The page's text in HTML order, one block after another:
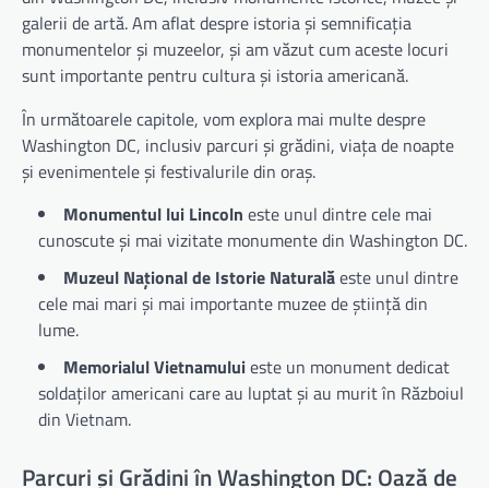
galerii de artă. Am aflat despre istoria și semnificația
monumentelor și muzeelor, și am văzut cum aceste locuri
sunt importante pentru cultura și istoria americană.
În următoarele capitole, vom explora mai multe despre
Washington DC, inclusiv parcuri și grădini, viața de noapte
și evenimentele și festivalurile din oraș.
Monumentul lui Lincoln este unul dintre cele mai
cunoscute și mai vizitate monumente din Washington DC.
Muzeul Național de Istorie Naturalăeste unul dintre
cele mai mari și mai importante muzee de știință din
lume.
Memorialul Vietnamuluieste un monument dedicat
soldaților americani care au luptat și au murit în Războiul
din Vietnam.
Parcuri și Grădini în Washington DC: Oază de